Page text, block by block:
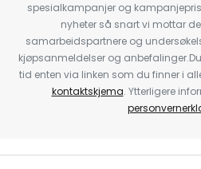
spesialkampanjer og
nyheter så snart vi mottar
samarbeidspartnere og
kjøpsanmeldelser og
tid enten via linken som du finner i
kontaktskjema. Ytterligere